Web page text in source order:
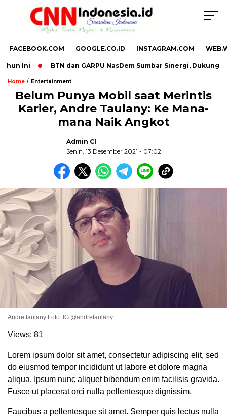
FACEBOOK.COM GOOGLE.CO.ID INSTAGRAM.COM
Ini BTN dan GARPU NasDem Sumbar Sinergi, Dukung
Home / Entertainment
Belum Punya Mobil saat Merintis
Karier, Andre Taulany: Ke Mana-
mana Naik Angkot
Admin CI
Senin, 13 Desember 2021 - 07:02
Andre taulany Foto: IG @andretaulany
Views: 81
Lorem ipsum dolor sit amet, consectetur adipiscing elit, sed
do eiusmod tempor incididunt ut labore et dolore magna
aliqua. Ipsum nunc aliquet bibendum enim facilisis gravida.
Fusce ut placerat orci nulla pellentesque dignissim.
Faucibus a pellentesque sit amet. Semper quis lectus nulla
. Ukuran gambar 480px x 600px